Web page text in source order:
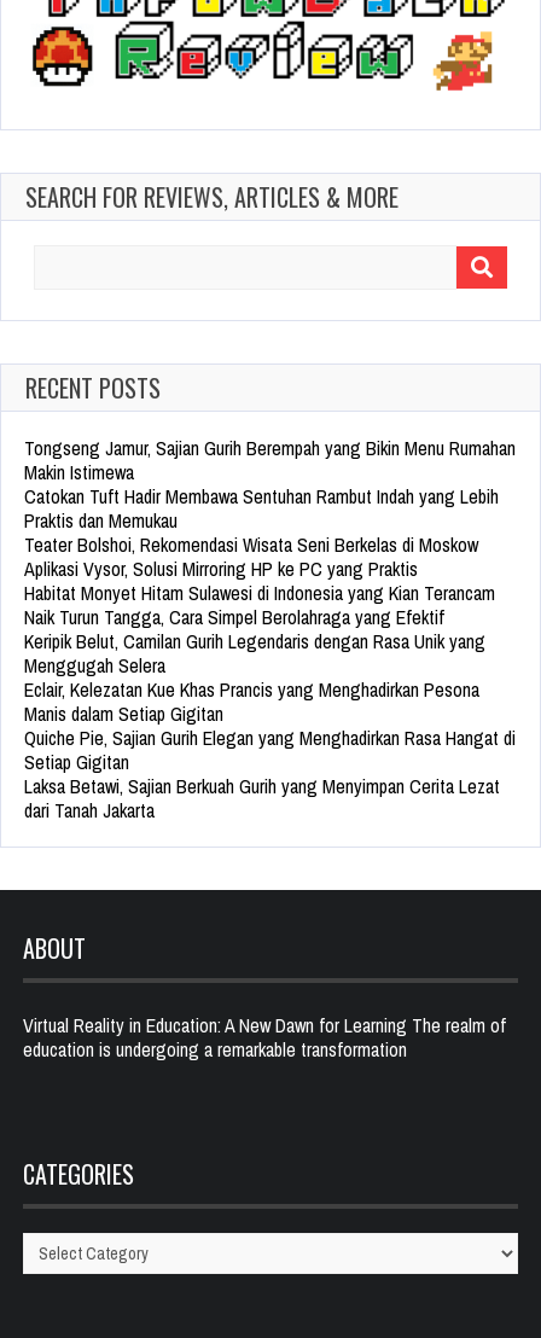
SEARCH FOR REVIEWS, ARTICLES & MORE
RECENT POSTS
Tongseng Jamur, Sajian Gurih Berempah yang Bikin Menu Rumahan
Makin Istimewa
Catokan Tuft Hadir Membawa Sentuhan Rambut Indah yang Lebih
Praktis dan Memukau
Teater Bolshoi, Rekomendasi Wisata Seni Berkelas di Moskow
Aplikasi Vysor, Solusi Mirroring HP ke PC yang Praktis
Habitat Monyet Hitam Sulawesi di Indonesia yang Kian Terancam
Naik Turun Tangga, Cara Simpel Berolahraga yang Efektif
Keripik Belut, Camilan Gurih Legendaris dengan Rasa Unik yang
Menggugah Selera
Eclair, Kelezatan Kue Khas Prancis yang Menghadirkan Pesona
Manis dalam Setiap Gigitan
Quiche Pie, Sajian Gurih Elegan yang Menghadirkan Rasa Hangat di
Setiap Gigitan
Laksa Betawi, Sajian Berkuah Gurih yang Menyimpan Cerita Lezat
dari Tanah Jakarta
ABOUT
Virtual Reality in Education: A New Dawn for Learning The realm of
education is undergoing a remarkable transformation
CATEGORIES
Categories